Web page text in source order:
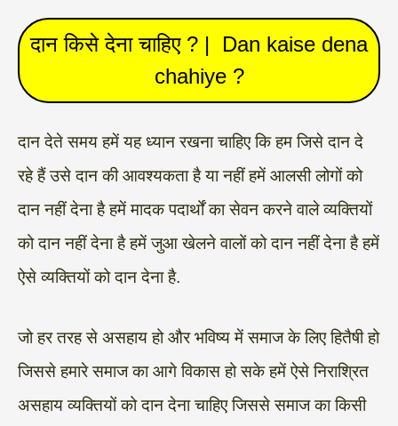
दान किसे देना चाहिए ? | Dan kaise dena
chahiye ?
दान देते समय हमें यह ध्यान रखना चाहिए कि हम जिसे दान दे
रहे हैं उसे दान की आवश्यकता है या नहीं हमें आलसी लोगों को
दान नहीं देना है हमें मादक पदार्थों का सेवन करने वाले व्यक्तियों
को दान नहीं देना है हमें जुआ खेलने वालों को दान नहीं देना है हमें
ऐसे व्यक्तियों को दान देना है.
जो हर तरह से असहाय हो और भविष्य में समाज के लिए हितैषी हो
जिससे हमारे समाज का आगे विकास हो सके हमें ऐसे निराश्रित
असहाय व्यक्तियों को दान देना चाहिए जिससे समाज का किसी